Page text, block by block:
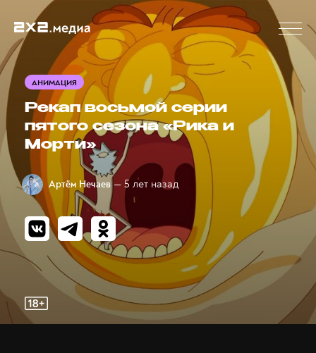
АНИМАЦИЯ
Рекап восьмой серии
пятого сезона «Рика и
Морти»
Артём Нечаев — 5 лет назад